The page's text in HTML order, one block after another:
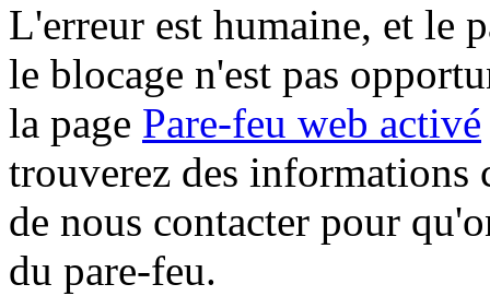
L'erreur est humaine, et le
le blocage n'est pas
la page Pare-feu web activé
trouverez des informations
de nous contacter pour
du pare-feu.